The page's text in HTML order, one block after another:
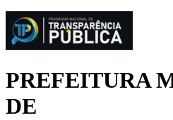
PREFEITURA
DE